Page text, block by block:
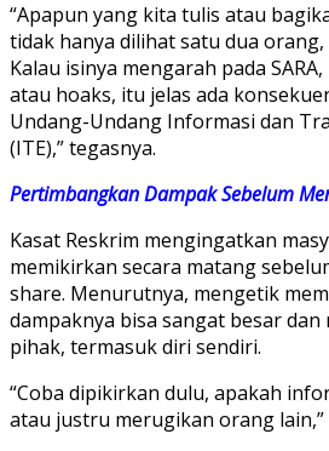
“Apapun yang kita tulis atau
tidak hanya dilihat satu dua
Kalau isinya mengarah pada
atau hoaks, itu jelas ada
Undang-Undang Informasi dan
(ITE),” tegasnya.
Pertimbangkan Dampak Sebelum
Kasat Reskrim mengingatkan
memikirkan secara matang
share. Menurutnya, mengetik
dampaknya bisa sangat besar
pihak, termasuk diri sendiri.
“Coba dipikirkan dulu, apakah
atau justru merugikan orang lain,”